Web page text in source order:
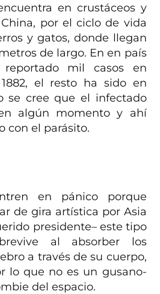
en crustáceos y
por el ciclo de vida
y gatos, donde llegan
de largo. En en país
mil casos en
el resto ha sido en
se cree que el infectado
algún momento y ahí
con el parásito.
en pánico porque
de gira artística por Asia
presidente– este tipo
al absorber los
a través de su cuerpo,
lo que no es un gusano-
del espacio.